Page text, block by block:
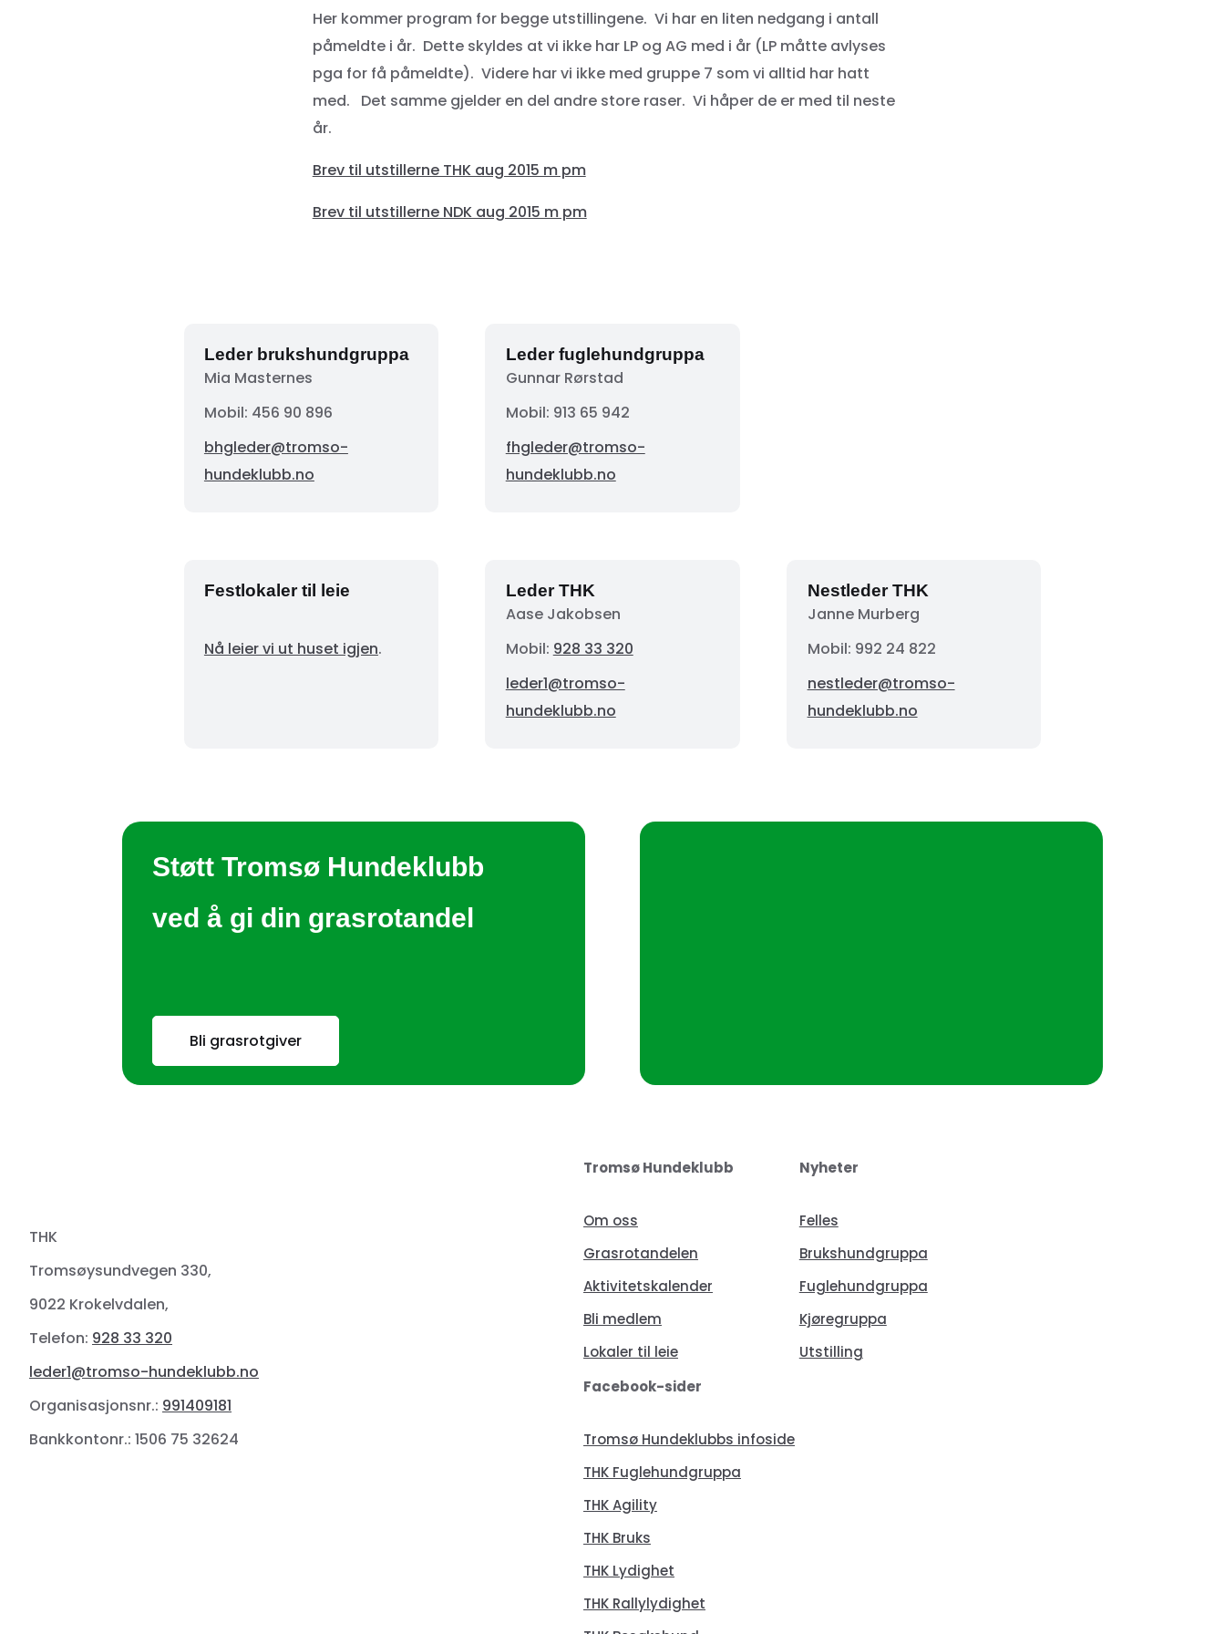
Her kommer program for begge utstillingene. Vi har en liten nedgang i antall
påmeldte i år. Dette skyldes at vi ikke har LP og AG med i år (LP måtte avlyses
pga for få påmeldte). Videre har vi ikke med gruppe 7 som vi alltid har hatt
med. Det samme gjelder en del andre store raser. Vi håper de er med til neste
år.
Brev til utstillerne THK aug 2015 m pm
Brev til utstillerne NDK aug 2015 m pm
Leder brukshundgruppa
Mia Masternes
Mobil: 456 90 896
bhgleder@tromso-
hundeklubb.no
Leder fuglehundgruppa
Gunnar Rørstad
Mobil: 913 65 942
fhgleder@tromso-
hundeklubb.no
Festlokaler til leie
Nå leier vi ut huset igjen.
Leder THK
Aase Jakobsen
Mobil: 928 33 320
leder1@tromso-
hundeklubb.no
Nestleder THK
Janne Murberg
Mobil: 992 24 822
nestleder@tromso-
hundeklubb.no
Støtt Tromsø Hundeklubb
ved å gi din grasrotandel
Bli grasrotgiver
THK
Tromsøysundvegen 330,
9022 Krokelvdalen,
Telefon: 928 33 320
leder1@tromso-hundeklubb.no
Organisasjonsnr.: 991409181
Bankkontonr.: 1506 75 32624
Tromsø Hundeklubb
Om oss
Grasrotandelen
Aktivitetskalender
Bli medlem
Lokaler til leie
Nyheter
Felles
Brukshundgruppa
Fuglehundgruppa
Kjøregruppa
Utstilling
Facebook-sider
Tromsø Hundeklubbs infoside
THK Fuglehundgruppa
THK Agility
THK Bruks
THK Lydighet
THK Rallylydighet